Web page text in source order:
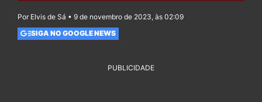
Por Elvis de Sá • 9 de novembro de 2023, às 02:09
SIGA NO GOOGLE NEWS
PUBLICIDADE